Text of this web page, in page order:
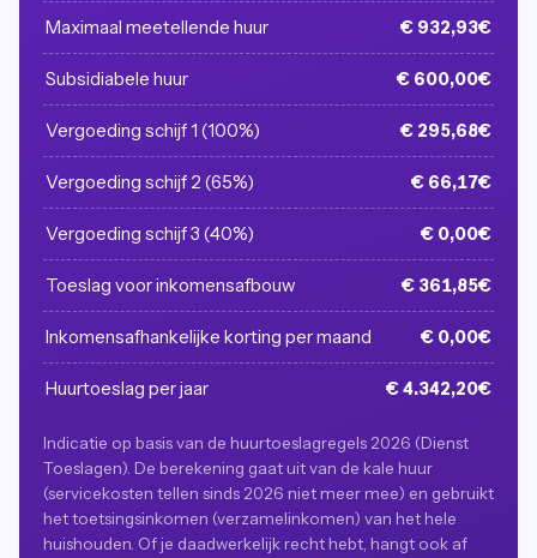
Maximaal meetellende huur € 932,93€
Subsidiabele huur € 600,00€
Vergoeding schijf 1 (100%) € 295,68€
Vergoeding schijf 2 (65%) € 66,17€
Vergoeding schijf 3 (40%) € 0,00€
Toeslag voor inkomensafbouw € 361,85€
Inkomensafhankelijke korting per maand € 0,00€
Huurtoeslag per jaar € 4.342,20€
Indicatie op basis van de huurtoeslagregels 2026 (Dienst
Toeslagen). De berekening gaat uit van de kale huur
(servicekosten tellen sinds 2026 niet meer mee) en gebruikt
het toetsingsinkomen (verzamelinkomen) van het hele
huishouden. Of je daadwerkelijk recht hebt, hangt ook af